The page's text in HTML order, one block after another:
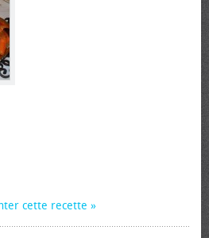
cette recette